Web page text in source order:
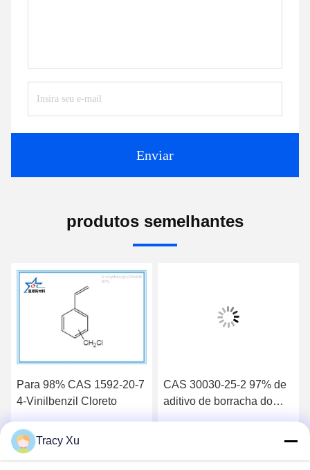
Enviar
produtos semelhantes
Para 98% CAS 1592-20-7
4-Vinilbenzil Cloreto
Falem Agora.
CAS 30030-25-2 97% de
aditivo de borracha do
Tracy Xu